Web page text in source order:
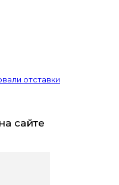
отставки
сайте